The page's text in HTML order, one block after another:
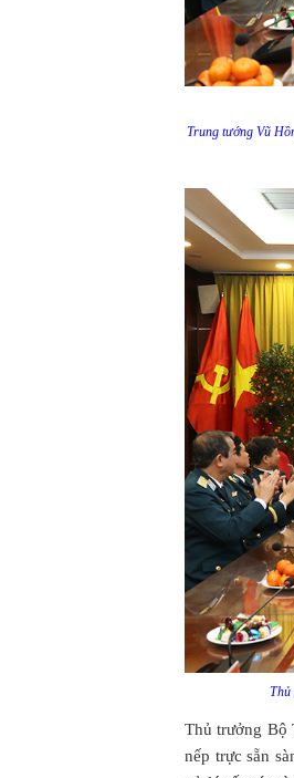
Trung tướng Vũ
Thủ
Thủ trưởng Bộ
nếp trực sẵn